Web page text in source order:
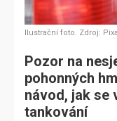
Ilustrační foto. Zdroj:
Pozor na
pohonných
návod, jak se
tankování